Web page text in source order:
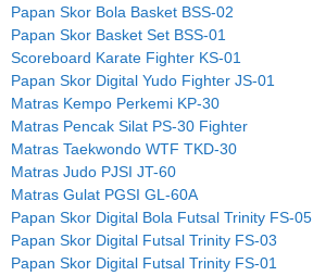
Papan Skor Bola Basket BSS-02
Papan Skor Basket Set BSS-01
Scoreboard Karate Fighter KS-01
Papan Skor Digital Yudo Fighter JS-01
Matras Kempo Perkemi KP-30
Matras Pencak Silat PS-30 Fighter
Matras Taekwondo WTF TKD-30
Matras Judo PJSI JT-60
Matras Gulat PGSI GL-60A
Papan Skor Digital Bola Futsal Trinity FS-05
Papan Skor Digital Futsal Trinity FS-03
Papan Skor Digital Futsal Trinity FS-01